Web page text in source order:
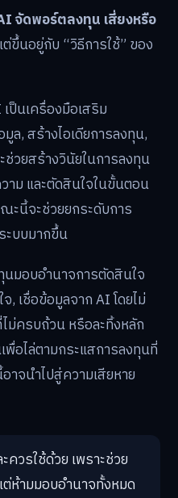
จัดพอร์ตลงทุน เสี่ยงหรือ
ขึ้นอยู่กับ “วิธีการใช้” ของ
ป็นเครื่องมือเสริม
ล, สร้างไอเดียการลงทุน,
วยสร้างวินัยในการลงทุน
าม และตัดสินใจในขั้นตอน
ะนี้จะช่วยยกระดับการ
ะบบมากขึ้น
นมอบอำนาจการตัดสินใจ
, เชื่อข้อมูลจาก AI โดยไม่
ครบถ้วน หรือละทิ้งหลัก
พื่อไล่ตามกระแสการลงทุนที่
าจนำไปสู่ความเสียหาย
ควรใช้ด้วย เพราะช่วย
ต่ห้ามมอบอำนาจทั้งหมด